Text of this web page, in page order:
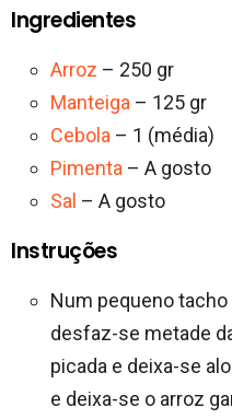
Ingredientes
Arroz – 250 gr
Manteiga – 125 gr
Cebola – 1 (média)
Pimenta – A gosto
Sal – A gosto
Instruções
Num pequeno
desfaz-se metade
picada e deixa-se
e deixa-se o arroz